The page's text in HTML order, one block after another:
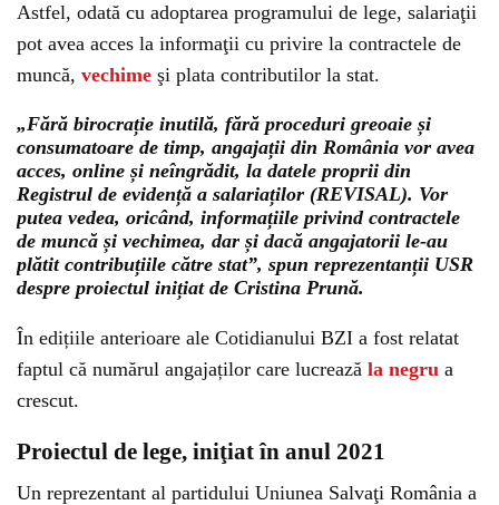
Astfel, odată cu adoptarea programului de lege, salariaţii
pot avea acces la informaţii cu privire la contractele de
muncă, vechime şi plata contributilor la stat.
„Fără birocrație inutilă, fără proceduri greoaie și
consumatoare de timp, angajații din România vor avea
acces, online și neîngrădit, la datele proprii din
Registrul de evidență a salariaților (REVISAL). Vor
putea vedea, oricând, informațiile privind contractele
de muncă și vechimea, dar și dacă angajatorii le-au
plătit contribuțiile către stat”, spun reprezentanții USR
despre proiectul inițiat de Cristina Prună.
În edițiile anterioare ale Cotidianului BZI a fost relatat
faptul că numărul angajaților care lucrează la negru a
crescut.
Proiectul de lege, iniţiat în anul 2021
Un reprezentant al partidului Uniunea Salvaţi România a